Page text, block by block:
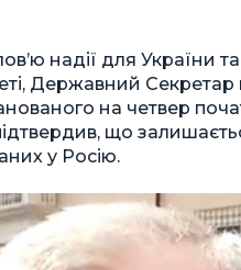
надії для України
Державний Секретар
на четвер
що
у Росію.